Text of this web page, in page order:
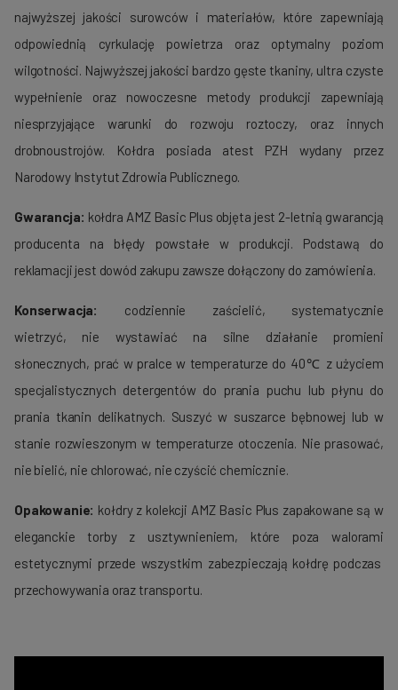
najwyższej jakości surowców i materiałów, które zapewniają
odpowiednią cyrkulację powietrza oraz optymalny poziom
wilgotności. Najwyższej jakości bardzo gęste tkaniny, ultra czyste
wypełnienie oraz nowoczesne metody produkcji zapewniają
niesprzyjające warunki do rozwoju roztoczy, oraz innych
drobnoustrojów. Kołdra posiada atest PZH wydany przez
Narodowy Instytut Zdrowia Publicznego.
Gwarancja: kołdra AMZ Basic Plus objęta jest 2-letnią gwarancją
producenta na błędy powstałe w produkcji. Podstawą do
reklamacji jest dowód zakupu zawsze dołączony do zamówienia.
Konserwacja: codziennie zaścielić, systematycznie
wietrzyć, nie wystawiać na silne działanie promieni
słonecznych, prać w pralce w temperaturze do 40℃ z użyciem
specjalistycznych detergentów do prania puchu lub płynu do
prania tkanin delikatnych. Suszyć w suszarce bębnowej lub w
stanie rozwieszonym w temperaturze otoczenia. Nie prasować,
nie bielić, nie chlorować, nie czyścić chemicznie.
Opakowanie: kołdry z kolekcji AMZ Basic Plus zapakowane są w
eleganckie torby z usztywnieniem, które poza walorami
estetycznymi przede wszystkim zabezpieczają kołdrę podczas
przechowywania oraz transportu.